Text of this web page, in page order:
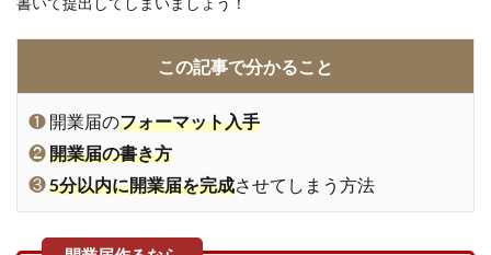
この記事で分かること
❶ 開業届のフォーマット入手
❷開業届の書き方
❸5分以内に開業届を完成させてしまう方法